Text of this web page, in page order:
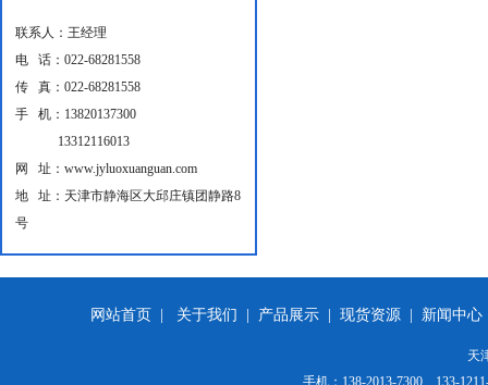
联系人：王经理
电 话：022-68281558
传 真：022-68281558
手 机：13820137300
13312116013
网 址：www.jyluoxuanguan.com
地 址：天津市静海区大邱庄镇团静路8
号
网站首页 | 关于我们 产品展示| 现货资源| 新闻中心
天
手机：138-2013-7300 133-